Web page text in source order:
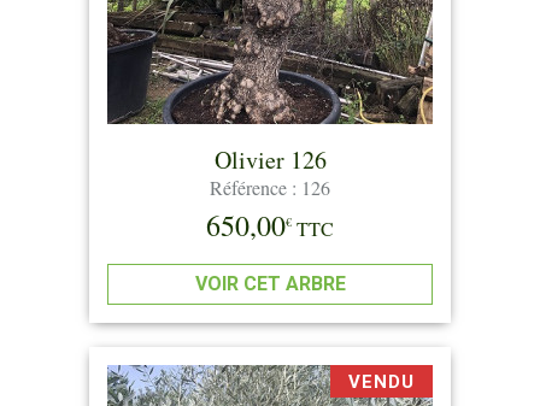
Olivier 126
Référence : 126
650,00€ TTC
VOIR CET ARBRE
VENDU